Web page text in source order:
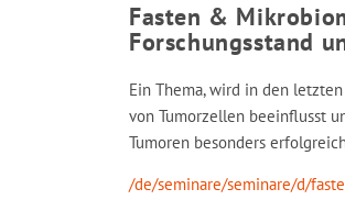
Fasten &
Forschungsstand
Ein Thema, wird in den
von Tumorzellen beeinflusst
Tumoren besonders
/de/seminare/seminare/d/